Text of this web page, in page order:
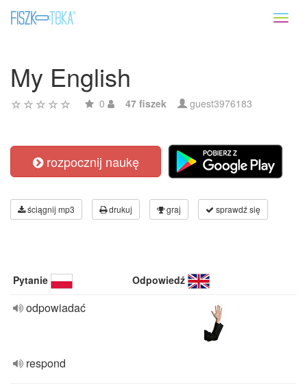
My English
0 47 fiszek guest3976183
rozpocznij naukę
ściągnij mp3 drukuj graj sprawdź się
Pytanie Odpowiedź
odpowiadać
respond